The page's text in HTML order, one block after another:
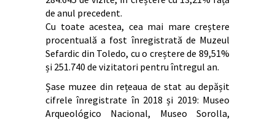
de anul precedent.
Cu toate acestea, cea mai mare creștere
procentuală a fost înregistrată de Muzeul
Sefardic din Toledo, cu o creștere de 89,51%
și 251.740 de vizitatori pentru întregul an.
Șase muzee din rețeaua de stat au depășit
cifrele înregistrate în 2018 și 2019: Museo
Arqueológico Nacional, Museo Sorolla,